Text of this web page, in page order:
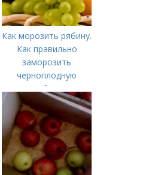
Как морозить рябину.
Как правильно
заморозить
черноплодную
рябину